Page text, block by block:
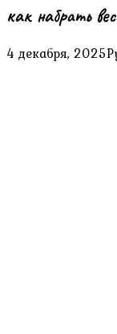
как набрать
4 декабря, 2025